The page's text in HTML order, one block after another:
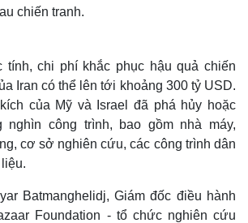
chiến tranh.
tính, chi phí khắc phục hậu quả chiến
Iran có thể lên tới khoảng 300 tỷ USD.
của Mỹ và Israel đã phá hủy hoặc
nghìn công trình, bao gồm nhà máy,
cơ sở nghiên cứu, các công trình dân
Batmanghelidj, Giám đốc điều hành
Foundation - tổ chức nghiên cứu